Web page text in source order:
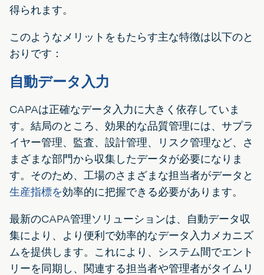
得られます。
このようなメリットをもたらす主な特徴は以下のと
おりです：
自動データ入力
CAPAは正確なデータ入力に大きく依存していま
す。結局のところ、効果的な品質管理には、サプラ
イヤー管理、監査、設計管理、リスク管理など、さ
まざまな部門から収集したデータが必要になりま
す。そのため、工場のさまざまな担当者がデータと
生産指標を効率的に把握できる必要があります。
最新のCAPA管理ソリューションは、自動データ収
集により、より便利で効率的なデータ入力メカニズ
ムを提供します。これにより、システム間でエント
リーを同期し、関連する担当者や管理者がタイムリ